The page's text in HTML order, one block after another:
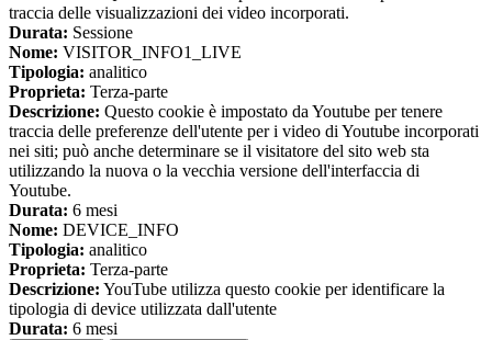
traccia delle visualizzazioni dei video incorporati.
Durata: Sessione
Nome: VISITOR_INFO1_LIVE
Tipologia: analitico
Proprieta: Terza-parte
Descrizione: Questo cookie è impostato da Youtube per tenere
traccia delle preferenze dell'utente per i video di Youtube incorporati
nei siti; può anche determinare se il visitatore del sito web sta
utilizzando la nuova o la vecchia versione dell'interfaccia di
Youtube.
Durata: 6 mesi
Nome: DEVICE_INFO
Tipologia: analitico
Proprieta: Terza-parte
Descrizione: YouTube utilizza questo cookie per identificare la
tipologia di device utilizzata dall'utente
Durata: 6 mesi